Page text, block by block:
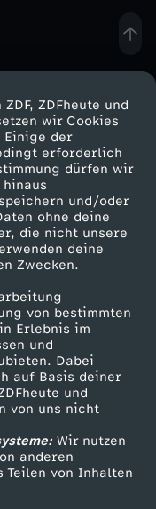
ZDFheute und
wir Cookies
Einige der
erforderlich
dürfen wir
und/oder
ohne deine
die nicht unsere
deine
Zwecken.
von bestimmten
Erlebnis im
und
Dabei
auf Basis deiner
und
von uns nicht
Wir nutzen
anderen
Teilen von Inhalten
zum ZDF